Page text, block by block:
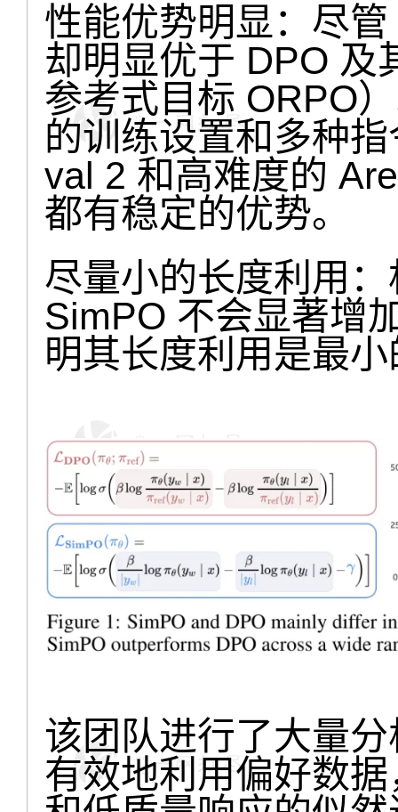
性能优势明显：尽
却明显优于 DPO 及
参考式目标 ORPO
的训练设置和多种
val 2 和高难度的
都有稳定的优势。
尽量小的长度利用
SimPO 不会显著增
明其长度利用是最
该团队进行了大量
有效地利用偏好数